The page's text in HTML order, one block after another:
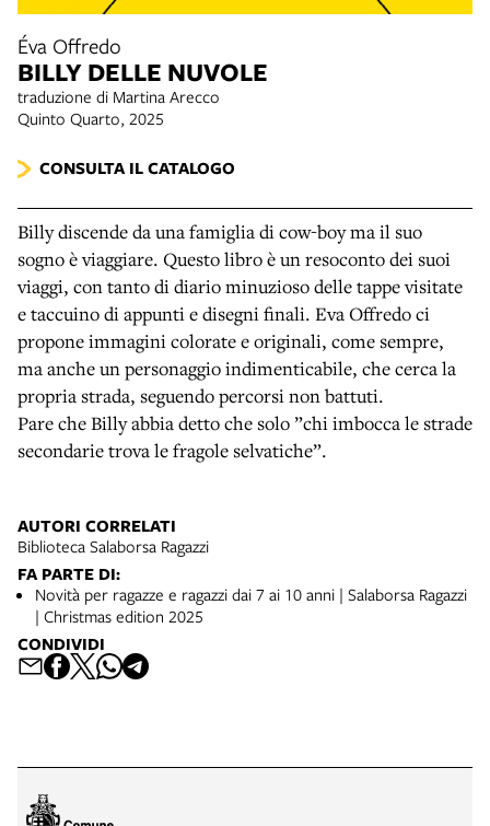
Éva Offredo
BILLY DELLE NUVOLE
traduzione di Martina Arecco
Quinto Quarto, 2025
CONSULTA IL CATALOGO
Billy discende da una famiglia di cow-boy ma il suo
sogno è viaggiare. Questo libro è un resoconto dei suoi
viaggi, con tanto di diario minuzioso delle tappe visitate
e taccuino di appunti e disegni finali. Eva Offredo ci
propone immagini colorate e originali, come sempre,
ma anche un personaggio indimenticabile, che cerca la
propria strada, seguendo percorsi non battuti.
Pare che Billy abbia detto che solo ”chi imbocca le strade
secondarie trova le fragole selvatiche”.
AUTORI CORRELATI
Biblioteca Salaborsa Ragazzi
FA PARTE DI:
Novità per ragazze e ragazzi dai 7 ai 10 anni | Salaborsa Ragazzi
| Christmas edition 2025
CONDIVIDI